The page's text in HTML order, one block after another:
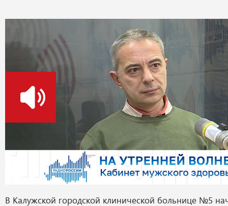
В Калужской городской клинической больнице №5